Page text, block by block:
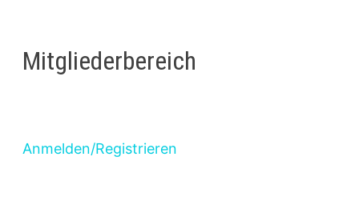
Mitgliederbereich
Anmelden/Registrieren